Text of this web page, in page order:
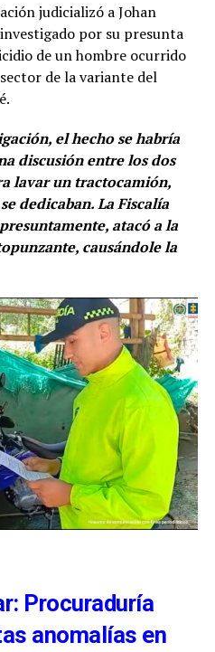
judicializó a Johan
por su presunta
de un hombre ocurrido
de la variante del
el hecho se habría
discusión entre los dos
lavar un tractocamión,
dedicaban. La Fiscalía
atacó a la
causándole la
Procuraduría
anomalías en